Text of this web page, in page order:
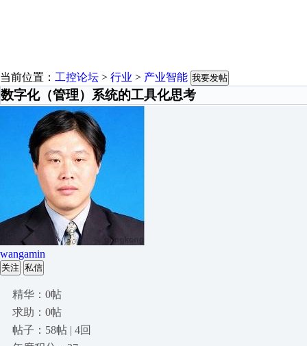
当前位置： 工控论坛 > 行业 > 产业智能 我要发帖
数字化（管理）系统的工具化思考
wangamin
关注 私信
精华：0帖
求助：0帖
帖子：58帖 | 4回